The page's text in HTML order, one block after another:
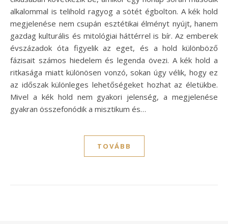
alkalommal is telihold ragyog a sötét égbolton. A kék hold
megjelenése nem csupán esztétikai élményt nyújt, hanem
gazdag kulturális és mitológiai háttérrel is bír. Az emberek
évszázadok óta figyelik az eget, és a hold különböző
fázisait számos hiedelem és legenda övezi. A kék hold a
ritkasága miatt különösen vonzó, sokan úgy vélik, hogy ez
az időszak különleges lehetőségeket hozhat az életükbe.
Mivel a kék hold nem gyakori jelenség, a megjelenése
gyakran összefonódik a misztikum és…
TOVÁBB